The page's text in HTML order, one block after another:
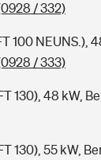
/ 332)
100 NEUNS.),
/ 333)
130), 48 kW,
130), 55 kW,